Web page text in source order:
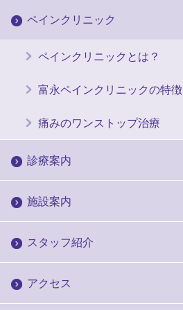
ペインクリニック
ペインクリニックとは？
富永ペインクリニックの特徴
痛みのワンストップ治療
診療案内
施設案内
スタッフ紹介
アクセス